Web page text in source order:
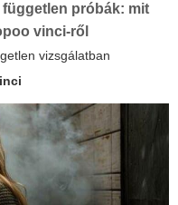
próbák: mit
vinci-ről
vizsgálatban